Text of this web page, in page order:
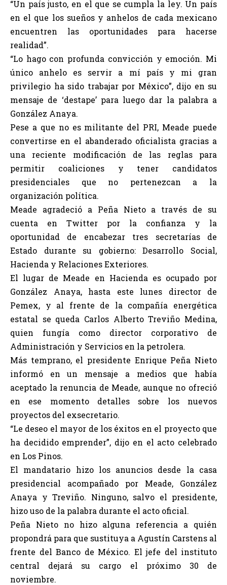
“Un país justo, en el que se cumpla la ley. Un país
en el que los sueños y anhelos de cada mexicano
encuentren las oportunidades para hacerse
realidad”.
“Lo hago con profunda convicción y emoción. Mi
único anhelo es servir a mí país y mi gran
privilegio ha sido trabajar por México”, dijo en su
mensaje de ‘destape’ para luego dar la palabra a
González Anaya.
Pese a que no es militante del PRI, Meade puede
convertirse en el abanderado oficialista gracias a
una reciente modificación de las reglas para
permitir coaliciones y tener candidatos
presidenciales que no pertenezcan a la
organización política.
Meade agradeció a Peña Nieto a través de su
cuenta en Twitter por la confianza y la
oportunidad de encabezar tres secretarías de
Estado durante su gobierno: Desarrollo Social,
Hacienda y Relaciones Exteriores.
El lugar de Meade en Hacienda es ocupado por
González Anaya, hasta este lunes director de
Pemex, y al frente de la compañía energética
estatal se queda Carlos Alberto Treviño Medina,
quien fungía como director corporativo de
Administración y Servicios en la petrolera.
Más temprano, el presidente Enrique Peña Nieto
informó en un mensaje a medios que había
aceptado la renuncia de Meade, aunque no ofreció
en ese momento detalles sobre los nuevos
proyectos del exsecretario.
“Le deseo el mayor de los éxitos en el proyecto que
ha decidido emprender”, dijo en el acto celebrado
en Los Pinos.
El mandatario hizo los anuncios desde la casa
presidencial acompañado por Meade, González
Anaya y Treviño. Ninguno, salvo el presidente,
hizo uso de la palabra durante el acto oficial.
Peña Nieto no hizo alguna referencia a quién
propondrá para que sustituya a Agustín Carstens al
frente del Banco de México. El jefe del instituto
central dejará su cargo el próximo 30 de
noviembre.